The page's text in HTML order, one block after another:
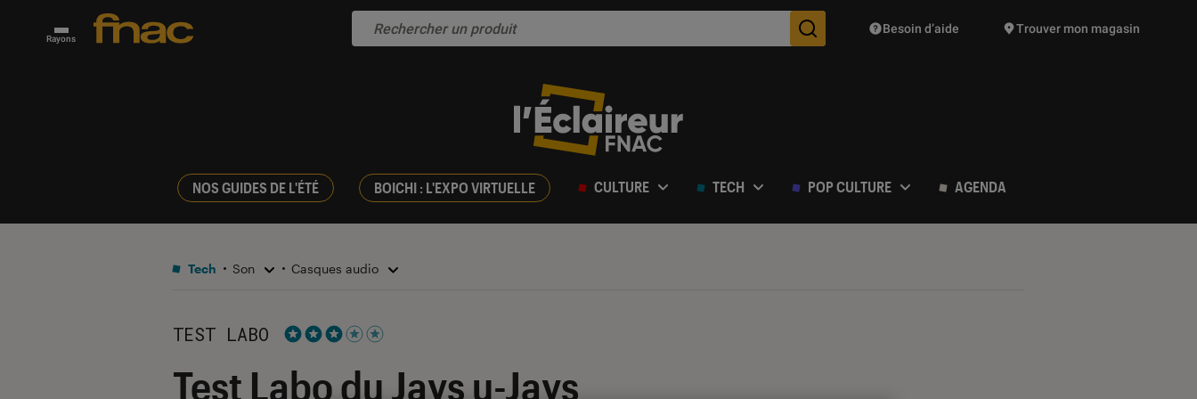
Rayons Des suggestions de produits vont vous être proposées
Besoin d’aide Trouver mon magasin
NOS GUIDES DE L'ÉTÉ BOICHI : L'EXPO VIRTUELLE CULTURE TECH POP CULTURE AGENDA
Tech Son Casques audio
TEST LABO
Test Labo du Jays u-Jays